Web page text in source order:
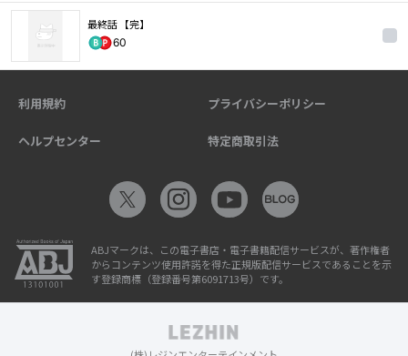
最終話 【完】
60
利用規約 プライバシーポリシー
ヘルプセンター 特定商取引法
ABJマークは、この電子書店・電子書籍配信サービスが、著作権者
からコンテンツ使用許諾を得た正規版配信サービスであることを示
す登録商標（登録番号第6091713号）です。